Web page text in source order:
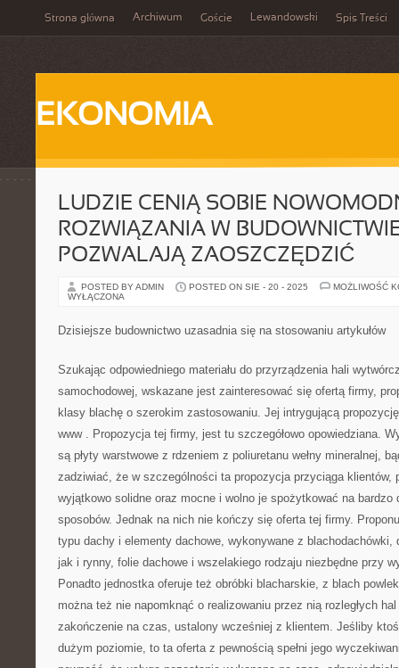
Strona główna Archiwum Goście Lewandowski Spis Treści
EKONOMIA
LUDZIE CENIĄ SOBIE
ROZWIĄZANIA W
POZWALAJĄ ZAOSZCZĘDZIĆ
POSTED BY ADMIN POSTED ON SIE - 20 - 2025
MOŻLIWOŚĆ
WYŁĄCZONA
Dzisiejsze budownictwo uzasadnia się na stosowaniu artykułów
Szukając odpowiedniego materiału do przyrządzenia hali
samochodowej, wskazane jest zainteresować się ofertą firmy,
klasy blachę o szerokim zastosowaniu. Jej intrygującą
www . Propozycja tej firmy, jest tu szczegółowo opowiedziana.
są płyty warstwowe z rdzeniem z poliuretanu wełny mineralnej,
zadziwiać, że w szczególności ta propozycja przyciąga klientów,
wyjątkowo solidne oraz mocne i wolno je spożytkować na bardzo
sposobów. Jednak na nich nie kończy się oferta tej firmy.
typu dachy i elementy dachowe, wykonywane z blachodachówki,
jak i rynny, folie dachowe i wszelakiego rodzaju niezbędne przy
Ponadto jednostka oferuje też obróbki blacharskie, z blach
można też nie napomknąć o realizowaniu przez nią rozległych
zakończenie na czas, ustalony wcześniej z klientem. Jeśliby
dużym poziomie, to ta oferta z pewnością spełni jego